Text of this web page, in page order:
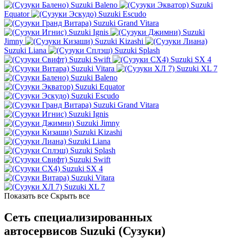
Suzuki Baleno
Suzuki
Equator
Suzuki Escudo
Suzuki Grand Vitara
Suzuki Ignis
Suzuki
Jimny
Suzuki Kizashi
Suzuki Liana
Suzuki Splash
Suzuki Swift
Suzuki SX 4
Suzuki Vitara
Suzuki XL 7
Suzuki Baleno
Suzuki Equator
Suzuki Escudo
Suzuki Grand Vitara
Suzuki Ignis
Suzuki Jimny
Suzuki Kizashi
Suzuki Liana
Suzuki Splash
Suzuki Swift
Suzuki SX 4
Suzuki Vitara
Suzuki XL 7
Показать все Скрыть все
Сеть специализированных
автосервисов Suzuki (Сузуки)